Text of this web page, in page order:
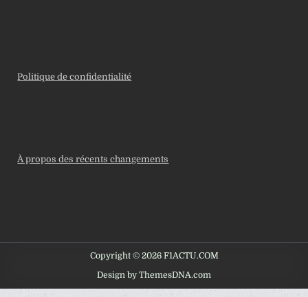
Politique de confidentialité
À propos des récents changements
Copyright © 2026 F1ACTU.COM
Design by ThemesDNA.com